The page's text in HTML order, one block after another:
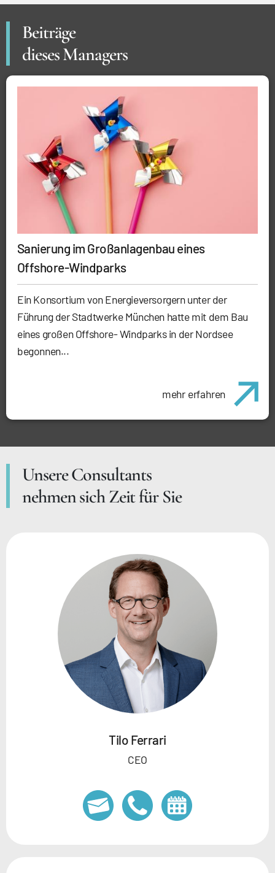
Beiträge
dieses Managers
Sanierung im Großanlagenbau eines
Offshore-Windparks
Ein Konsortium von Energieversorgern unter der
Führung der Stadtwerke München hatte mit dem Bau
eines großen Offshore- Windparks in der Nordsee
begonnen...
mehr erfahren
Unsere Consultants
nehmen sich Zeit für Sie
Tilo Ferrari
CEO